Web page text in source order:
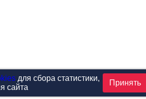
для сбора статистики,
сайта
Принять